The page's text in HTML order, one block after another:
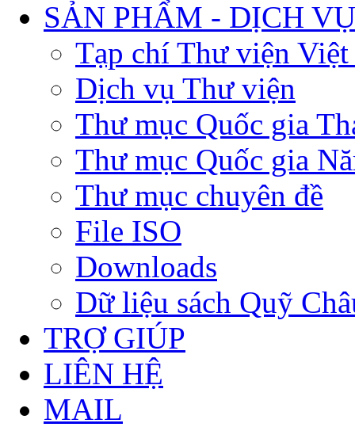
SẢN PHẨM - DỊCH VỤ
Tạp chí Thư viện Việt
Dịch vụ Thư viện
Thư mục Quốc gia
Thư mục Quốc gia
Thư mục chuyên đề
File ISO
Downloads
Dữ liệu sách Quỹ
TRỢ GIÚP
LIÊN HỆ
MAIL